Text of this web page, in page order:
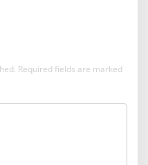
Required fields are marked